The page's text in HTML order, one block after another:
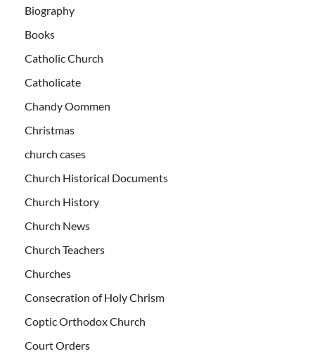
Biography
Books
Catholic Church
Catholicate
Chandy Oommen
Christmas
church cases
Church Historical Documents
Church History
Church News
Church Teachers
Churches
Consecration of Holy Chrism
Coptic Orthodox Church
Court Orders